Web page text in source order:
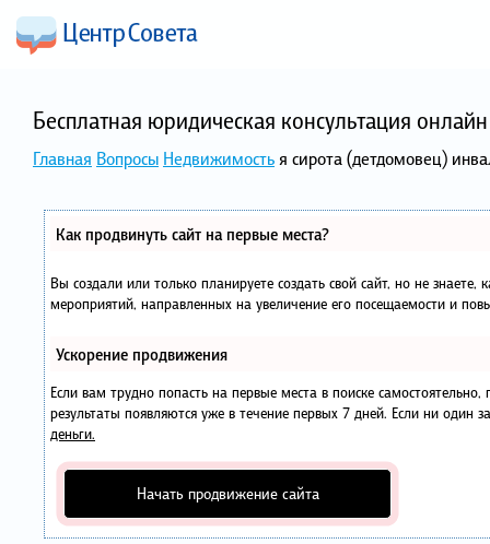
Бесплатная юридическая консультация
Главная Вопросы Недвижимостья сирота (детдомовец)
Как продвинуть сайт на первые места?
Вы создали или только планируете создать свой сайт, но не
мероприятий, направленных на увеличение его посещаемости и
Ускорение продвижения
Если вам трудно попасть на первые места в поиске
результаты появляются уже в течение первых 7 дней. Если ни один
деньги.
Начать продвижение сайта